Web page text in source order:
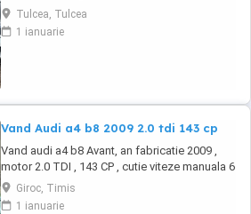
SUV 2.0d 143cp xDrive - Cutie Automata -
Tractiune integrala - Dublu Climatronic -
Geamuri electrice - Oglinzile incalzite -
Tulcea, Tulcea
1 ianuarie
Vand Audi a4 b8 2009 2.0 tdi 143 cp
Vand audi a4 b8 Avant, an fabricatie 2009 ,
motor 2.0 TDI , 143 CP , cutie viteze manuala 6
trepte , tractiune fata Are ca dotari : -navigatie
- faruri xenon -climatizare automata -geamuri
Giroc, Timis
1 ianuarie